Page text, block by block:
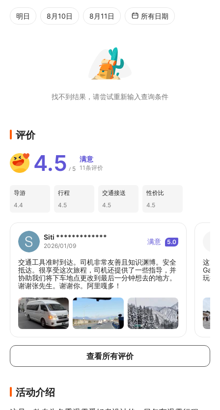
明日 8月10日 8月11日 所有日期
找不到结果，请尝试重新输入查询条件
评价
4.5 / 5
满意
11条评价
导游
4.4
行程
4.5
交通接送
4.5
性价比
4.5
Siti *************
2026/01/09 满意 5.0
交通工具准时到达。司机非常友善且知识渊博。安全
抵达。很享受这次旅程，司机还提供了一些指导，并
协助我们将下车地点更改到最后一分钟想去的地方。
谢谢张先生。谢谢你。阿里嘎多！
这次
Gala
玩得
查看所有评价
活动介绍